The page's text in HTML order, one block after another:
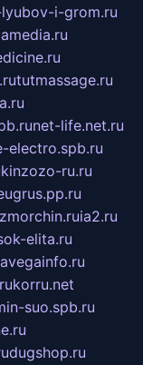
i-grom.ru
tutmassage.ru
net-life.net.ru
electro.spb.ru
kinzozo-ru.ru
ia2.ru
elita.ru
avegainfo.ru
korru.net
suo.spb.ru
dugshop.ru